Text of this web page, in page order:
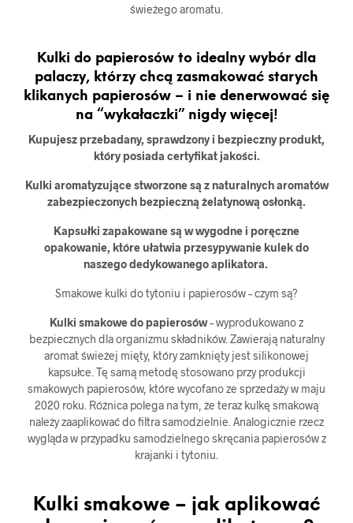
świeżego aromatu.
Kulki do papierosów to idealny wybór dla
palaczy, którzy chcą zasmakować starych
klikanych papierosów – i nie denerwować się
na “wykałaczki” nigdy więcej!
Kupujesz przebadany, sprawdzony i bezpieczny produkt,
który posiada certyfikat jakości.
Kulki aromatyzujące stworzone są z naturalnych aromatów
zabezpieczonych bezpieczną żelatynową osłonką.
Kapsułki zapakowane są w wygodne i poręczne
opakowanie, które ułatwia przesypywanie kulek do
naszego dedykowanego aplikatora.
Smakowe kulki do tytoniu i papierosów – czym są?
Kulki smakowe do papierosów– wyprodukowano z
bezpiecznych dla organizmu składników. Zawierają naturalny
aromat świeżej mięty, który zamknięty jest silikonowej
kapsułce. Tę samą metodę stosowano przy produkcji
smakowych papierosów, które wycofano ze sprzedaży w maju
2020 roku. Różnica polega na tym, że teraz kulkę smakową
należy zaaplikować do filtra samodzielnie. Analogicznie rzecz
wygląda w przypadku samodzielnego skręcania papierosów z
krajanki i tytoniu.
Kulki smakowe – jak aplikować